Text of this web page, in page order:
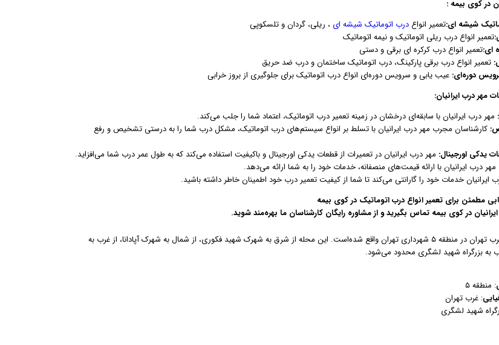
در کوی بیمه :
شیشه ای:تعمیر انواعدرب اتوماتیک شیشه ای ، ریلی، گردان و تلسکوپی
تعمیر انواع درب ریلی اتوماتیک و نیمه اتوماتیک
ای:تعمیر انواع درب کرکره ای برقی و دستی
تعمیر انواع درب برقی پارکینگ، درب اتوماتیک ساختمان و درب ضد حریق
دوره‌ای: عیب یابی و سرویس دوره‌ای انواع درب اتوماتیک برای جلوگیری از بروز خرابی
مهر درب ایرانیان:
مهر درب ایرانیان با سابقه‌ای درخشان در زمینه تعمیر درب اتوماتیک، اعتماد شما را جلب می‌کند.
کارشناسان مجرب مهر درب ایرانیان با تسلط بر انواع سیستم‌های درب اتوماتیک، مشکل درب شما را به درستی تشخیص و رفع
یدکی اورجینال: مهر درب ایرانیان در تعمیرات از قطعات یدکی اورجینال و باکیفیت استفاده می‌کند که به طول عمر درب شما می‌افزاید.
مهر درب ایرانیان با ارائه قیمت‌های منصفانه، خدمات خود را به شما ارائه می‌دهد.
ایرانیان خدمات خود را گارانتی می‌کند تا شما از کیفیت تعمیر درب خود اطمینان خاطر داشته باشید.
مطمئن برای تعمیر انواع درب اتوماتیک در کوی بیمه
در کوی بیمه تماس بگیرید و از مشاوره رایگان کارشناسان ما بهره‌مند شوید.
کوی بیمه محله‌ای در غرب تهران در منطقه ۵ شهرداری تهران واقع شده‌است. این محله از شرق به شهرک شهید فکوری، از شمال به شهرک آپادانا، از غرب به
به بزرگراه شهید لشگری محدود می‌شود.
: منطقه ۵
: غرب تهران
شهید لشگری